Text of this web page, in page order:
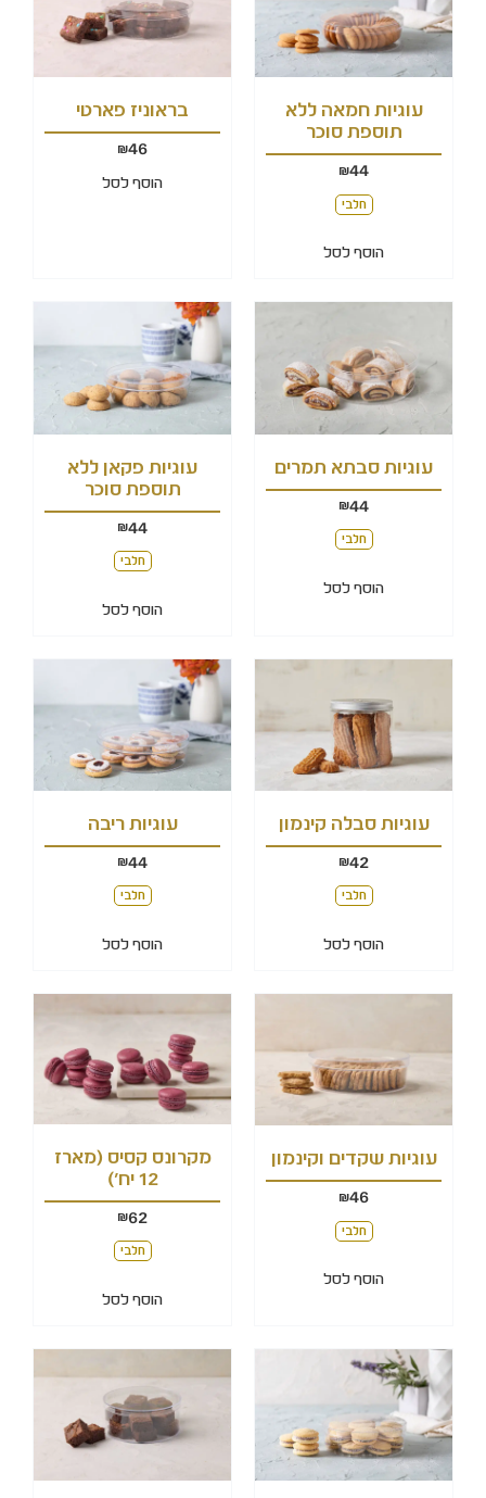
עוגיות חמאה ללא
תוספת סוכר
44
₪
חלבי
הוסף לסל
בראוניז פארטי
46
₪
הוסף לסל
עוגיות סבתא תמרים
44
₪
חלבי
הוסף לסל
עוגיות פקאן ללא
תוספת סוכר
44
₪
חלבי
הוסף לסל
עוגיות סבלה קינמון
42
₪
חלבי
הוסף לסל
עוגיות ריבה
44
₪
חלבי
הוסף לסל
עוגיות שקדים וקינמון
46
₪
חלבי
הוסף לסל
מקרונס קסיס (מארז
12 יח')
62
₪
חלבי
הוסף לסל